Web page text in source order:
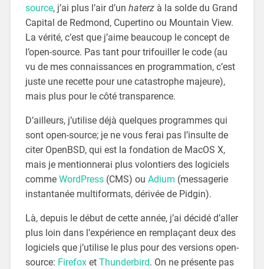
source, j’ai plus l’air d’un haterzà la solde du Grand
Capital de Redmond, Cupertino ou Mountain View.
La vérité, c’est que j’aime beaucoup le concept de
l’open-source. Pas tant pour trifouiller le code (au
vu de mes connaissances en programmation, c’est
juste une recette pour une catastrophe majeure),
mais plus pour le côté transparence.
D’ailleurs, j’utilise déjà quelques programmes qui
sont open-source; je ne vous ferai pas l’insulte de
citer OpenBSD, qui est la fondation de MacOS X,
mais je mentionnerai plus volontiers des logiciels
comme WordPress(CMS) ou Adium (messagerie
instantanée multiformats, dérivée de Pidgin).
Là, depuis le début de cette année, j’ai décidé d’aller
plus loin dans l’expérience en remplaçant deux des
logiciels que j’utilise le plus pour des versions open-
source: Firefoxet Thunderbird. On ne présente pas